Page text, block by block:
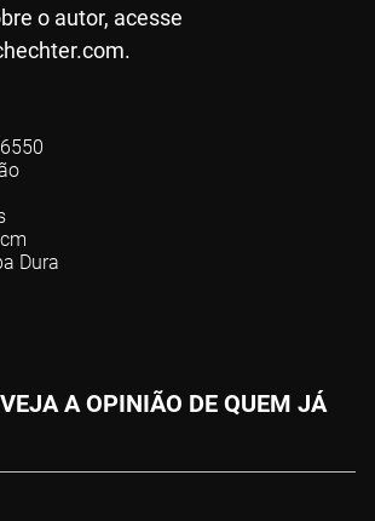
o autor, acesse
cm
Dura
A OPINIÃO DE QUEM JÁ